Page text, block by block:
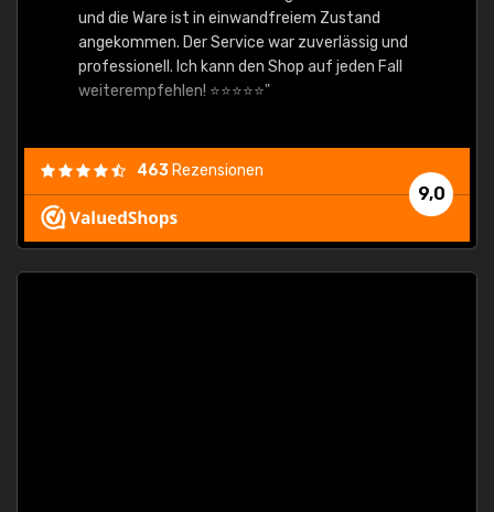
und die Ware ist in einwandfreiem Zustand
angekommen. Der Service war zuverlässig und
professionell. Ich kann den Shop auf jeden Fall
weiterempfehlen! ⭐⭐⭐⭐⭐"
9,0
463 Rezensionen